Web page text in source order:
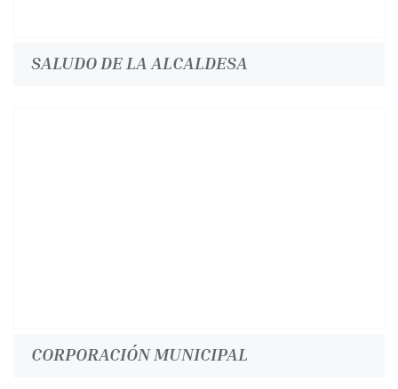
SALUDO DE LA ALCALDESA
CORPORACIÓN MUNICIPAL